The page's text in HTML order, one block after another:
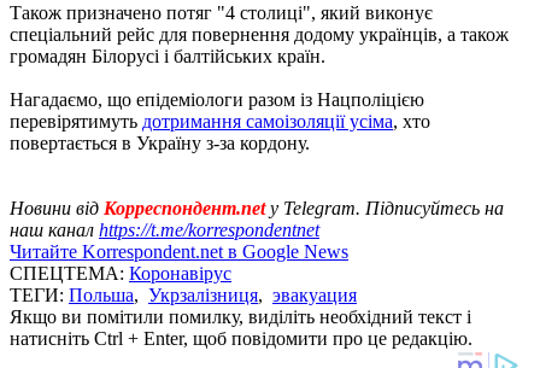
Також призначено потяг "4 столиці", який виконує
спеціальний рейс для повернення додому українців, а також
громадян Білорусі і балтійських країн.
Нагадаємо, що епідеміологи разом із Нацполіцією
перевірятимуть дотримання самоізоляції усіма, хто
повертається в Україну з-за кордону.
Новини від Корреспондент.netу Telegram. Підписуйтесь на
наш канал https://t.me/korrespondentnet
Читайте Korrespondent.net в Google News
СПЕЦТЕМА: Коронавірус
ТЕГИ: Польша, Укрзалізниця, эвакуация
Якщо ви помітили помилку, виділіть необхідний текст і
натисніть Ctrl + Enter, щоб повідомити про це редакцію.